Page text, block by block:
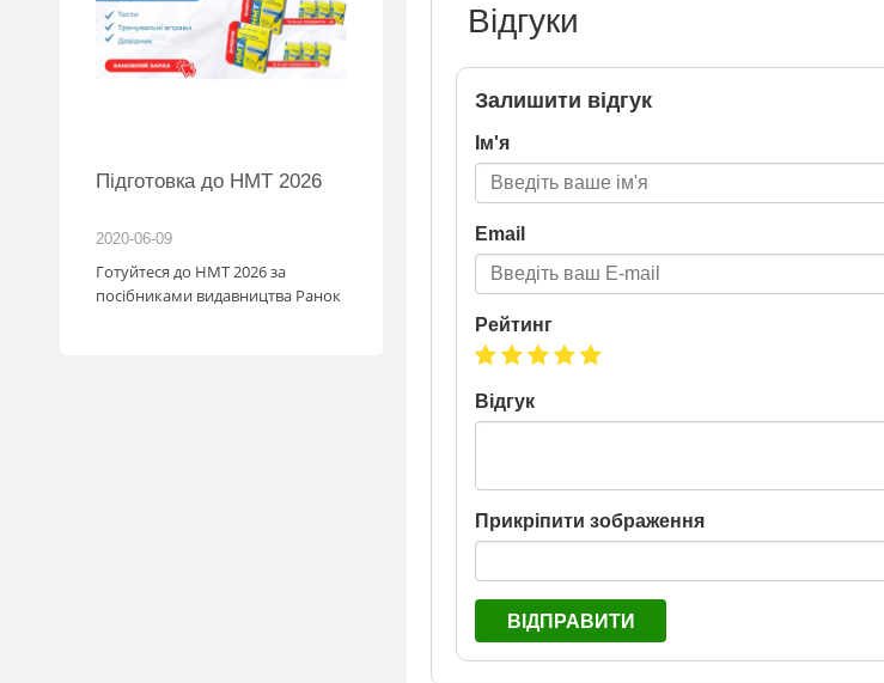
Підготовка до НМТ 2026
2020-06-09
Готуйтеся до НМТ 2026 за
посібниками видавництва Ранок
Нова пошта та BMW
розігрують автомобіль!
Нова пошта та BMW розігрують
автомобіль! Пам’ятайте: кожна
Максимальна кількість шансів -
телефону Сторінка
Відгуки
Залишити відгук
Ім'я
Email
Рейтинг
Відгук
Прикріпити зображення
ВІДПРАВИТИ